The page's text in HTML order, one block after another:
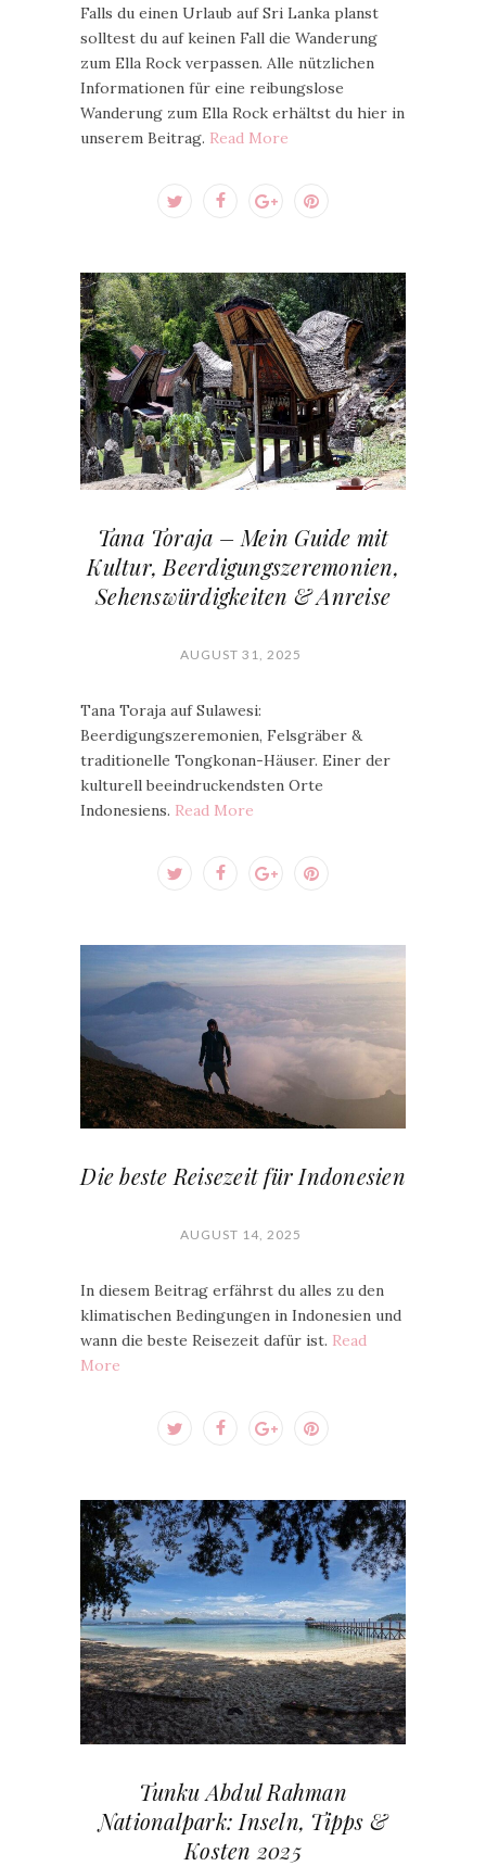
Falls du einen Urlaub auf Sri Lanka planst
solltest du auf keinen Fall die Wanderung
zum Ella Rock verpassen. Alle nützlichen
Informationen für eine reibungslose
Wanderung zum Ella Rock erhältst du hier in
unserem Beitrag. Read More
Tana Toraja – Mein Guide mit
Kultur, Beerdigungszeremonien,
Sehenswürdigkeiten & Anreise
AUGUST 31, 2025
Tana Toraja auf Sulawesi:
Beerdigungszeremonien, Felsgräber &
traditionelle Tongkonan-Häuser. Einer der
kulturell beeindruckendsten Orte
Indonesiens. Read More
Die beste Reisezeit für Indonesien
AUGUST 14, 2025
In diesem Beitrag erfährst du alles zu den
klimatischen Bedingungen in Indonesien und
wann die beste Reisezeit dafür ist. Read
More
Tunku Abdul Rahman
Nationalpark: Inseln, Tipps &
Kosten 2025